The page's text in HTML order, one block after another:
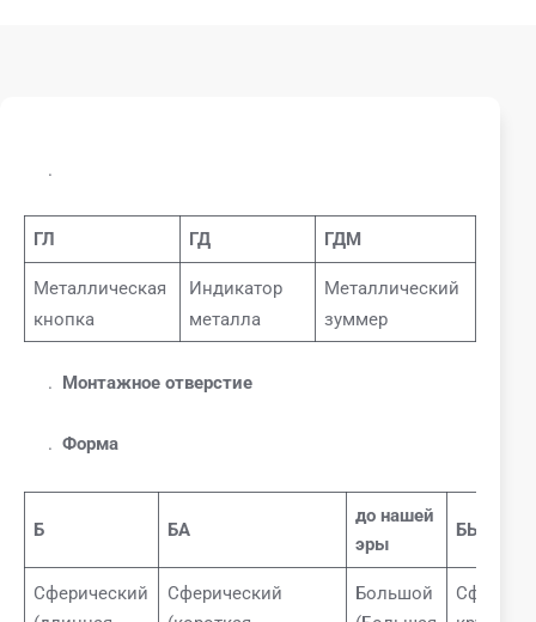
.
ГЛ ГД ГДМ
Металлическая
кнопка
Индикатор
металла
Металлический
зуммер
. Монтажное отверстие
. Форма
Б БА
до нашей
эры
БЫТЬ
Сферический
Сферический
Большой